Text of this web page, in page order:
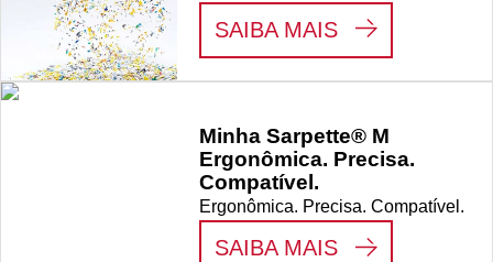
SAIBA MAIS: FAÇA A
Minha Sarpette® M
Ergonômica. Precisa.
Compatível.
Ergonômica. Precisa. Compatível.
SAIBA MAIS: MINHA